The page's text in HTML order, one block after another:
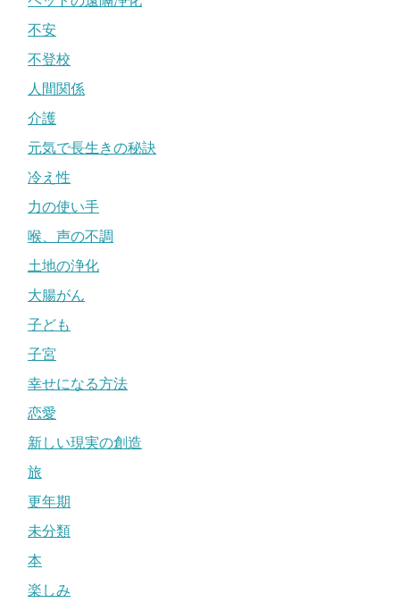
不安
不登校
人間関係
介護
元気で長生きの秘訣
冷え性
力の使い手
喉、声の不調
土地の浄化
大腸がん
子ども
子宮
幸せになる方法
恋愛
新しい現実の創造
旅
更年期
未分類
本
楽しみ